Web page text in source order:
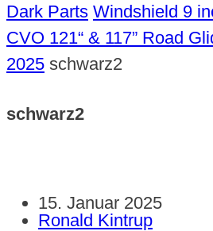
Dark Parts Windshield 9
CVO 121“ & 117” Road
2025 schwarz2
schwarz2
15. Januar 2025
Ronald Kintrup